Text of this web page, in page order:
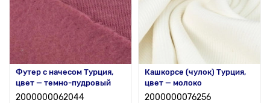
Футер с начесом Турция,
цвет — темно-пудровый
2000000062044
Кашкорсе (чулок) Турция,
цвет — молоко
2000000076256